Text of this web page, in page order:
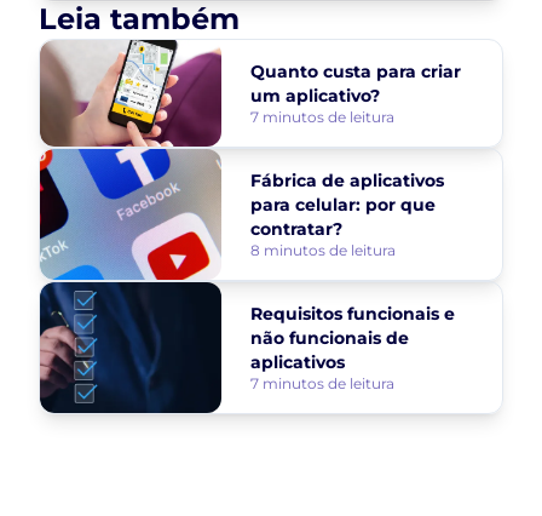
Leia também
Quanto custa para criar
um aplicativo?
7 minutos de leitura
Fábrica de aplicativos
para celular: por que
contratar?
8 minutos de leitura
Requisitos funcionais e
não funcionais de
aplicativos
7 minutos de leitura